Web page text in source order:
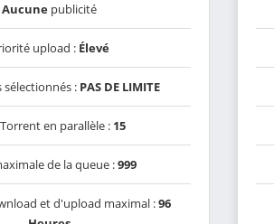
Aucune publicité
upload : Élevé
sélectionnés : PAS DE LIMITE
en parallèle : 15
de la queue :999
et d'upload maximal :96